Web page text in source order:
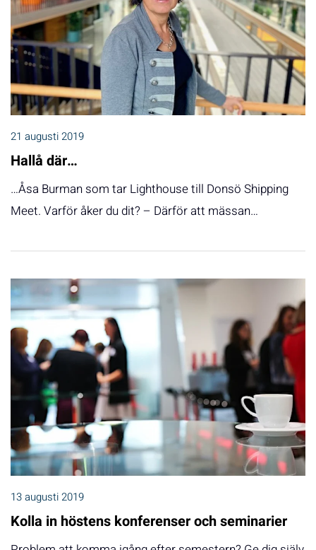
21 augusti 2019
Hallå där…
…Åsa Burman som tar Lighthouse till Donsö Shipping
Meet. Varför åker du dit? – Därför att mässan…
13 augusti 2019
Kolla in höstens konferenser och seminarier